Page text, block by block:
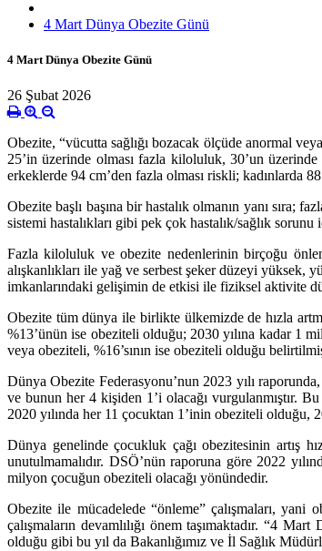
4 Mart Dünya Obezite Günü
4 Mart Dünya Obezite Günü
26 Şubat 2026
Obezite, “vücutta sağlığı bozacak ölçüde anormal
25’in üzerinde olması fazla kiloluluk, 30’un
erkeklerde 94 cm’den fazla olması riskli; kadınlarda
Obezite başlı başına bir hastalık olmanın yanı sıra;
sistemi hastalıkları gibi pek çok hastalık/sağlık sorunu
Fazla kiloluluk ve obezite nedenlerinin birçoğu
alışkanlıkları ile yağ ve serbest şeker düzeyi yüksek,
imkanlarındaki gelişimin de etkisi ile fiziksel aktivite
Obezite tüm dünya ile birlikte ülkemizde de hızla
%13’ünün ise obeziteli olduğu; 2030 yılına kadar 1
veya obeziteli, %16’sının ise obeziteli olduğu
Dünya Obezite Federasyonu’nun 2023 yılı
ve bunun her 4 kişiden 1’i olacağı vurgulanmıştır.
2020 yılında her 11 çocuktan 1’inin obeziteli olduğu,
Dünya genelinde çocukluk çağı obezitesinin artış
unutulmamalıdır. DSÖ’nün raporuna göre 2022
milyon çocuğun obeziteli olacağı yönündedir.
Obezite ile mücadelede “önleme” çalışmaları, yani
çalışmaların devamlılığı önem taşımaktadır. “4
olduğu gibi bu yıl da Bakanlığımız ve İl Sağlık